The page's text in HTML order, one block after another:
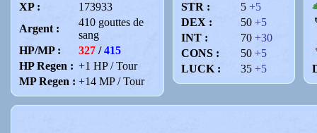
XP :
173933
Argent :
410 gouttes de
sang
HP/MP :
327 /415
HP Regen : +1 HP / Tour
MP Regen : +14 MP / Tour
STR : 5 +5
DEX :
50 +5
INT :
70 +30
CONS :
50 +5
LUCK :
35 +5